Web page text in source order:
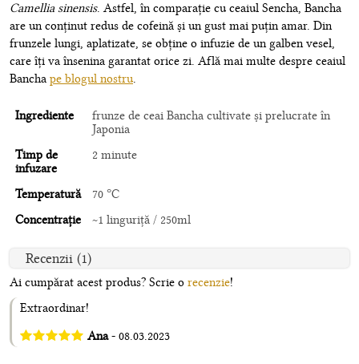
Camellia sinensis. Astfel, în comparație cu ceaiul Sencha, Bancha
are un conținut redus de cofeină și un gust mai puțin amar. Din
frunzele lungi, aplatizate, se obține o infuzie de un galben vesel,
care îți va însenina garantat orice zi. Află mai multe despre ceaiul
Bancha pe blogul nostru.
Ingrediente
frunze de ceai Bancha cultivate și prelucrate în
Japonia
Timp de
infuzare
2 minute
Temperatură
70 °C
Concentrație
~1 linguriță / 250ml
Recenzii (1)
Ai cumpărat acest produs? Scrie o recenzie!
Extraordinar!
Ana- 08.03.2023